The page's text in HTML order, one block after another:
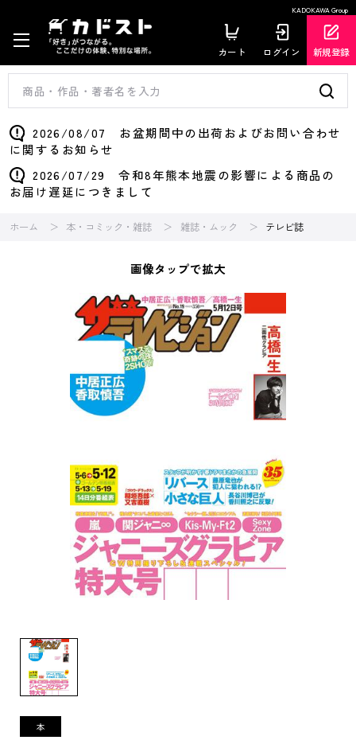
KADOKAWA Group
カート ログイン 新規登録
2026/08/07 お盆期間中の出荷およびお問い合わせ
に関するお知らせ
2026/07/29 令和8年熊本地震の影響による商品の
お届け遅延につきまして
ホーム 本・コミック・雑誌 雑誌・ムック テレビ誌
画像タップで拡大